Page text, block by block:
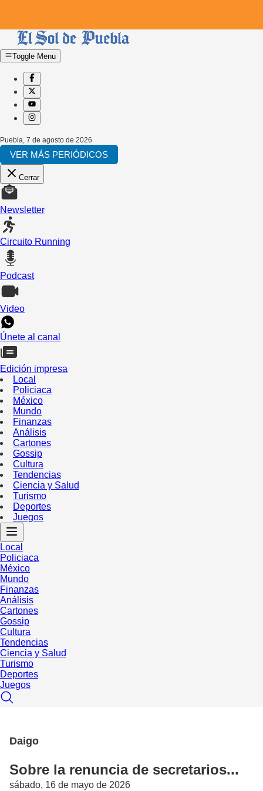
Toggle Menu
Puebla 7 de agosto de 2026
VER MÁS PERIÓDICOS
Cerrar
Newsletter
Circuito Running
Podcast
Video
Únete al canal
Edición impresa
Local
Policiaca
México
Mundo
Finanzas
Análisis
Cartones
Gossip
Cultura
Tendencias
Ciencia y Salud
Turismo
Deportes
Juegos
Local
Policiaca
México
Mundo
Finanzas
Análisis
Cartones
Gossip
Cultura
Tendencias
Ciencia y Salud
Turismo
Deportes
Juegos
Daigo
Sobre la renuncia de secretarios...
sábado, 16 de mayo de 2026